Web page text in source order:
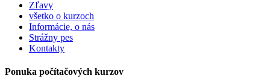
Zľavy
všetko o kurzoch
Informácie, o nás
Strážny pes
Kontakty
Ponuka počítačových kurzov